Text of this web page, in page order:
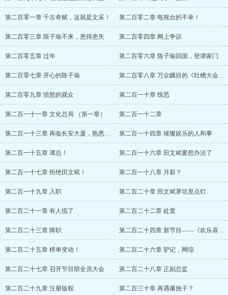
第二百零一章 千古奇赋，这就是文采！ 第二百零二章 电视台的不幸！
第二百零三章 陈子瑜不来，患得患失 第二百零四章 网上争议
第二百零五章 过年 第二百零六章 陈子瑜回国，登谭家门
第二百零七章 开心的陈子瑜 第二百零八章 万众瞩目的《吐槽大会》第十
第二百零九章 愤怒的观众 第二百一十章 惊恐
第二百一十一章 文化总局 （第一章） 第二百一十二章
第二百一十三章 再临长安大厦，熟悉的女前 第二百一十四章 璀璨娱乐的人和事
第二百一十五章 谭总！ 第二百一十六章 田文斌要想办法了
第二百一十七章 拒绝田文斌！ 第二百一十八章 月薪？
第二百一十九章 入职 第二百二十章 田文斌茅坑里点灯
第二百二十一章 有人慌了 第二百二十二章 处置
第二百二十三章 降职 第二百二十四章 新节目——《欢乐喜剧人》
第二百二十五章 榜单变动！ 第二百二十六章 驴记，网综
第二百二十七章 召开节目部全员大会 第二百二十八章 正副总监
第二百二十九章 注册版权 第二百三十章 再遇撂挑子？